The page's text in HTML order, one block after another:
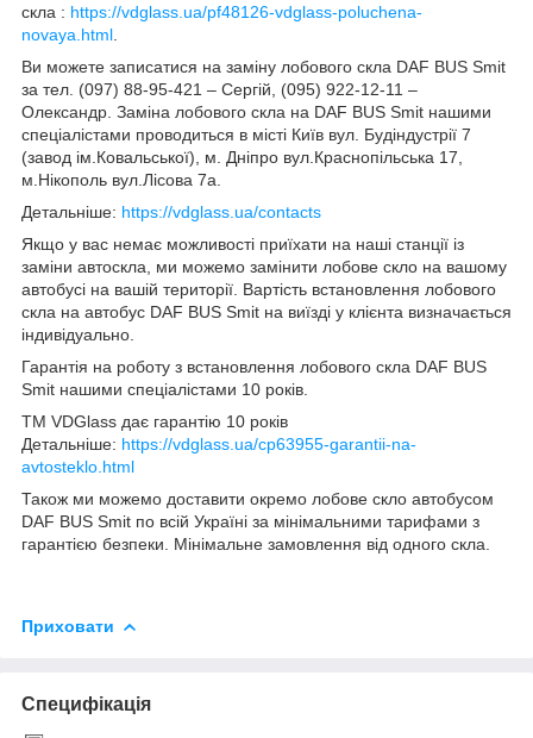
скла : https://vdglass.ua/pf48126-vdglass-poluchena-
novaya.html
Ви можете записатися на заміну лобового скла DAF BUS Smit
за тел. (097) 88-95-421 – Сергій, (095) 922-12-11 –
Олександр. Заміна лобового скла на DAF BUS Smit нашими
спеціалістами проводиться в місті Київ вул. Будіндустрії 7
(завод ім.Ковальської), м. Дніпро вул.Краснопільська 17,
м.Нікополь вул.Лісова 7а.
Детальніше: https://vdglass.ua/contacts
Якщо у вас немає можливості приїхати на наші станції із
заміни автоскла, ми можемо замінити лобове скло на вашому
автобусі на вашій території. Вартість встановлення лобового
скла на автобус DAF BUS Smit на виїзді у клієнта визначається
індивідуально.
Гарантія на роботу з встановлення лобового скла DAF BUS
Smit нашими спеціалістами 10 років.
TM VDGlass дає гарантію 10 років
Детальніше: https://vdglass.ua/cp63955-garantii-na-
avtosteklo.html
Також ми можемо доставити окремо лобове скло автобусом
DAF BUS Smit по всій Україні за мінімальними тарифами з
гарантією безпеки. Мінімальне замовлення від одного скла.
Приховати
Специфікація